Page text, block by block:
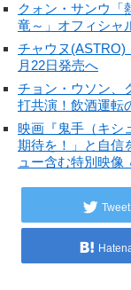
クォン・サンウ「
竜～」オフィシャ
チャウヌ(ASTRO)
月22日発売へ
チョン・ウソン、
打共演！飲酒運転
映画『鬼手（キシ
期待を！」と自信
ュー含む特別映像
Tweet